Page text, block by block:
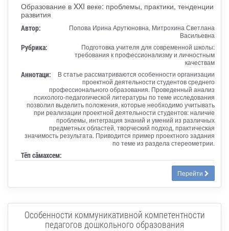
Образование в XXI веке: проблемы, практики, тенденции
развития
Автор:
Попова Ирина Арутюновна, Митрохина Светлана
Васильевна
Рубрика:
Подготовка учителя для современной школы:
требования к профессионализму и личностным
качествам
Аннотаци:
В статье рассматриваются особенности организации
проектной деятельности студентов среднего
профессионального образования. Проведенный анализ
психолого-педагогической литературы по теме исследования
позволил выделить положения, которые необходимо учитывать
при реализации проектной деятельности студентов: наличие
проблемы, интеграция знаний и умений из различных
предметных областей, творческий подход, практическая
значимость результата. Приводится пример проектного задания
по теме из раздела стереометрии.
Тӗп сӑмахсем:
Перейти
Особенности коммуникативной компетентности
педагогов дошкольного образования